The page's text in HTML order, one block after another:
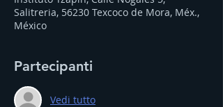
Salitreria, 56230 Texcoco de Mora, Méx.,
México
Partecipanti
Vedi tutto